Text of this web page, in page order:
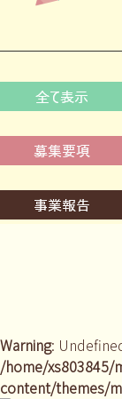
Warning:
/home/xs803845/
content/themes/